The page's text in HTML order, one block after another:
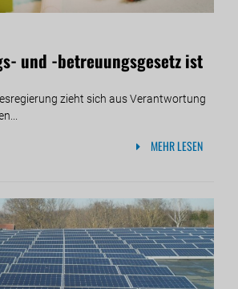
und -betreuungsgesetz ist
zieht sich aus Verantwortung
MEHR LESEN